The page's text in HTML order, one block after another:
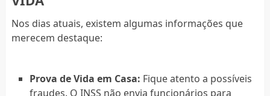
Nos dias atuais, existem algumas informações que
merecem destaque:
Prova de Vida em Casa: Fique atento a possíveis
fraudes. O INSS não envia funcionários para